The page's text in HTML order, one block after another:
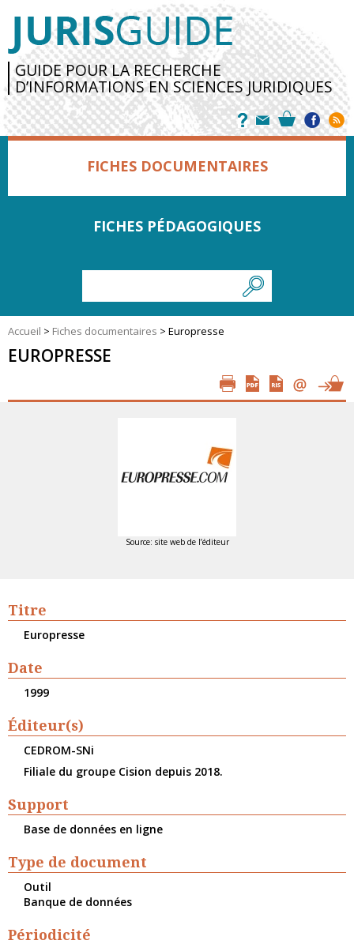
GUIDE POUR LA RECHERCHE
D’INFORMATIONS EN SCIENCES JURIDIQUES
FICHES DOCUMENTAIRES
FICHES PÉDAGOGIQUES
Accueil > Fiches documentaires > Europresse
EUROPRESSE
Source: site web de l’éditeur
Titre
Europresse
Date
1999
Éditeur(s)
CEDROM-SNi
Filiale du groupe Cision depuis 2018.
Support
Base de données en ligne
Type de document
Outil
Banque de données
Périodicité